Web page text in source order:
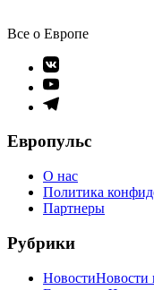
Все о Европе
Элемент
меню
Элемент
меню
Элемент
Европульс
О нас
Политика
Партнеры
Рубрики
НовостиНовости